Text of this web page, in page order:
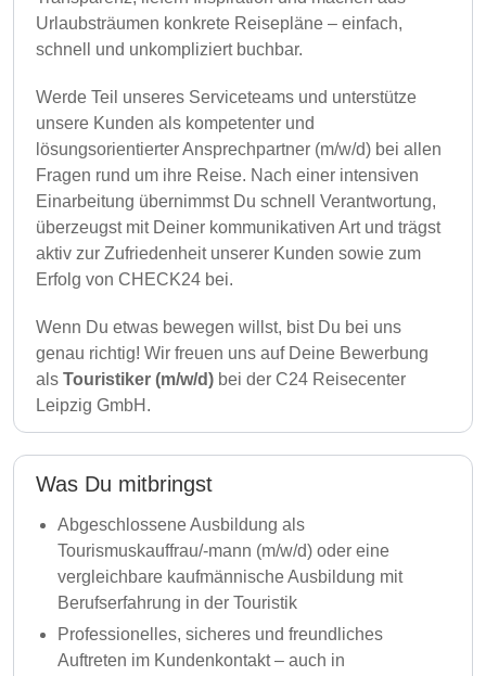
Urlaubsträumen konkrete Reisepläne – einfach,
schnell und unkompliziert buchbar.
Werde Teil unseres Serviceteams und unterstütze
unsere Kunden als kompetenter und
lösungsorientierter Ansprechpartner (m/w/d) bei allen
Fragen rund um ihre Reise. Nach einer intensiven
Einarbeitung übernimmst Du schnell Verantwortung,
überzeugst mit Deiner kommunikativen Art und trägst
aktiv zur Zufriedenheit unserer Kunden sowie zum
Erfolg von CHECK24 bei.
Wenn Du etwas bewegen willst, bist Du bei uns
genau richtig! Wir freuen uns auf Deine Bewerbung
als Touristiker (m/w/d) bei der C24 Reisecenter
Leipzig GmbH.
Was Du mitbringst
Abgeschlossene Ausbildung als
Tourismuskauffrau/-mann (m/w/d) oder eine
vergleichbare kaufmännische Ausbildung mit
Berufserfahrung in der Touristik
Professionelles, sicheres und freundliches
Auftreten im Kundenkontakt – auch in